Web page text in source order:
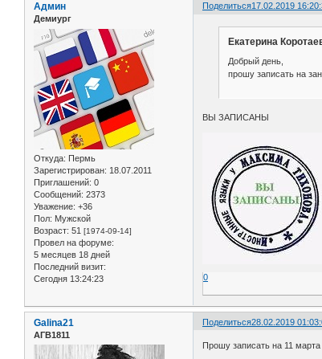
Поделиться17.02.2019
Админ
Демиург
Откуда: Пермь
Зарегистрирован: 18.07.2011
Приглашений: 0
Сообщений: 2373
Уважение: +36
Пол: Мужской
Возраст: 51 [1974-09-14]
Провел на форуме:
5 месяцев 18 дней
Последний визит:
Сегодня 13:24:23
Екатерина
Добрый день,
прошу записать на
ВЫ ЗАПИСАНЫ
0
Поделиться28.02.2019
Galina21
АГВ1811
Прошу записать на 11